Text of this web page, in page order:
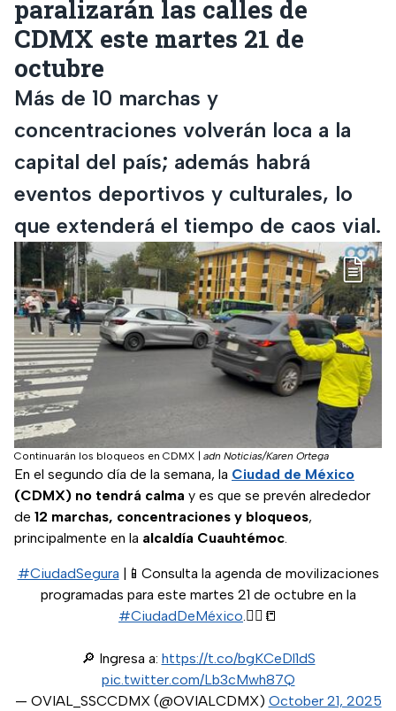
paralizarán las calles de
CDMX este martes 21 de
octubre
Más de 10 marchas y
concentraciones volverán loca a la
capital del país; además habrá
eventos deportivos y culturales, lo
que extenderá el tiempo de caos vial.
Continuarán los bloqueos en CDMX adn Noticias/Karen Ortega
En el segundo día de la semana, la Ciudad de México
(CDMX) no tendrá calma y es que se prevén alrededor
de 12 marchas, concentraciones y bloqueos,
principalmente en la alcaldía Cuauhtémoc.
#CiudadSegura |📱Consulta la agenda de movilizaciones
programadas para este martes 21 de octubre en la
#CiudadDeMéxico.👮‍♀️📒
🔎 Ingresa a: https://t.co/bgKCeDl1dS
pic.twitter.com/Lb3cMwh87Q
— OVIAL_SSCCDMX (@OVIALCDMX) October 21, 2025